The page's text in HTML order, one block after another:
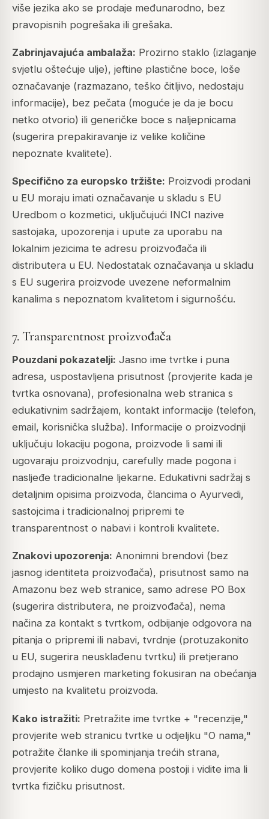
više jezika ako se prodaje međunarodno, bez
pravopisnih pogrešaka ili grešaka.
Zabrinjavajuća ambalaža: Prozirno staklo (izlaganje
svjetlu oštećuje ulje), jeftine plastične boce, loše
označavanje (razmazano, teško čitljivo, nedostaju
informacije), bez pečata (moguće je da je bocu
netko otvorio) ili generičke boce s naljepnicama
(sugerira prepakiravanje iz velike količine
nepoznate kvalitete).
Specifično za europsko tržište: Proizvodi prodani
u EU moraju imati označavanje u skladu s EU
Uredbom o kozmetici, uključujući INCI nazive
sastojaka, upozorenja i upute za uporabu na
lokalnim jezicima te adresu proizvođača ili
distributera u EU. Nedostatak označavanja u skladu
s EU sugerira proizvode uvezene neformalnim
kanalima s nepoznatom kvalitetom i sigurnošću.
7. Transparentnost proizvođača
Pouzdani pokazatelji: Jasno ime tvrtke i puna
adresa, uspostavljena prisutnost (provjerite kada je
tvrtka osnovana), profesionalna web stranica s
edukativnim sadržajem, kontakt informacije (telefon,
email, korisnička služba). Informacije o proizvodnji
uključuju lokaciju pogona, proizvode li sami ili
ugovaraju proizvodnju, carefully made pogona i
nasljeđe tradicionalne ljekarne. Edukativni sadržaj s
detaljnim opisima proizvoda, člancima o Ayurvedi,
sastojcima i tradicionalnoj pripremi te
transparentnost o nabavi i kontroli kvalitete.
Znakovi upozorenja: Anonimni brendovi (bez
jasnog identiteta proizvođača), prisutnost samo na
Amazonu bez web stranice, samo adrese PO Box
(sugerira distributera, ne proizvođača), nema
načina za kontakt s tvrtkom, odbijanje odgovora na
pitanja o pripremi ili nabavi, tvrdnje (protuzakonito
u EU, sugerira neusklađenu tvrtku) ili pretjerano
prodajno usmjeren marketing fokusiran na obećanja
umjesto na kvalitetu proizvoda.
Kako istražiti: Pretražite ime tvrtke + "recenzije,"
provjerite web stranicu tvrtke u odjeljku "O nama,"
potražite članke ili spominjanja trećih strana,
provjerite koliko dugo domena postoji i vidite ima li
tvrtka fizičku prisutnost.